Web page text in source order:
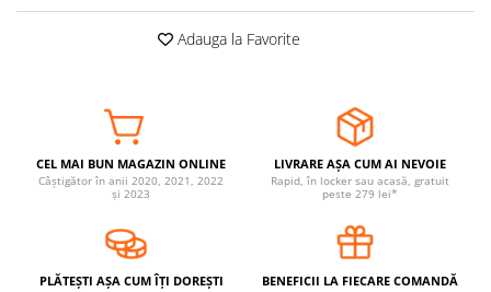
Accesorii bebelusi / nou-nascuti
Baia bebelusului
Jucarii copii si jocuri educative
Jucarii dentitie
Jocuri educative
Jucarii bebelusi
Adauga la Favorite
CEL MAI BUN MAGAZIN ONLINE
Câștigător în anii 2020, 2021, 2022
și 2023
LIVRARE AȘA CUM AI NEVOIE
Rapid, în locker sau acasă, gratuit
peste 279 lei*
PLĂTEȘTI AȘA CUM ÎȚI DOREȘTI BENEFICII LA FIECARE COMANDĂ